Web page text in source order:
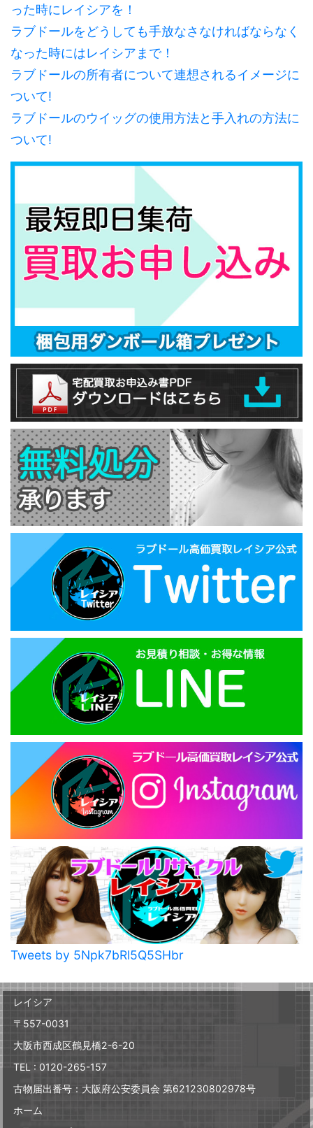
った時にレイシアを！
ラブドールをどうしても手放なさなければならなく
なった時にはレイシアまで！
ラブドールの所有者について連想されるイメージに
ついて!
ラブドールのウイッグの使用方法と手入れの方法に
ついて!
Tweets by 5Npk7bRl5Q5SHbr
レイシア
〒557-0031
大阪市西成区鶴見橋2-6-20
TEL : 0120-265-157
古物届出番号：大阪府公安委員会 第621230802978号
ホーム